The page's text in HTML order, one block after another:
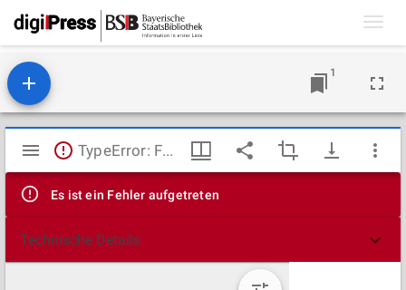
1
Mirador
Viewer
TypeError: Failed to fetch
Es ist ein Fehler aufgetreten
Technische Details